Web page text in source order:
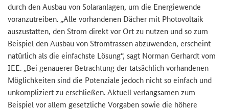
durch den Ausbau von Solaranlagen, um die Energiewende
voranzutreiben. „Alle vorhandenen Dächer mit Photovoltaik
auszustatten, den Strom direkt vor Ort zu nutzen und so zum
Beispiel den Ausbau von Stromtrassen abzuwenden, erscheint
natürlich als die einfachste Lösung“, sagt Norman Gerhardt vom
IEE. „Bei genauerer Betrachtung der tatsächlich vorhandenen
Möglichkeiten sind die Potenziale jedoch nicht so einfach und
unkompliziert zu erschließen. Aktuell verlangsamen zum
Beispiel vor allem gesetzliche Vorgaben sowie die höhere